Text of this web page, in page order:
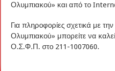
Ολυμπιακού» και από το
Για πληροφορίες σχετικά με
Ολυμπιακού» μπορείτε να
Ο.Σ.Φ.Π. στο 211-1007060.